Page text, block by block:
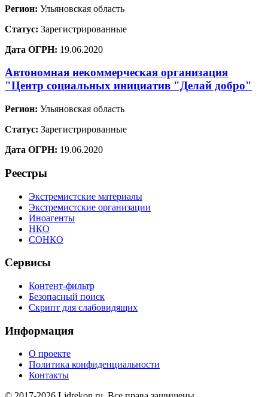
Регион: Ульяновская область
Статус: Зарегистрированные
Дата ОГРН: 19.06.2020
Автономная некоммерческая организация
"Центр социальных инициатив "Делай добро"
Регион: Ульяновская область
Статус: Зарегистрированные
Дата ОГРН: 19.06.2020
Реестры
Экстремистские материалы
Экстремистские организации
Иноагенты
НКО
СОНКО
Сервисы
Контент-фильтр
Безопасный поиск
Скрипт для слабовидящих
Информация
О проекте
Политика конфиденциальности
Контакты